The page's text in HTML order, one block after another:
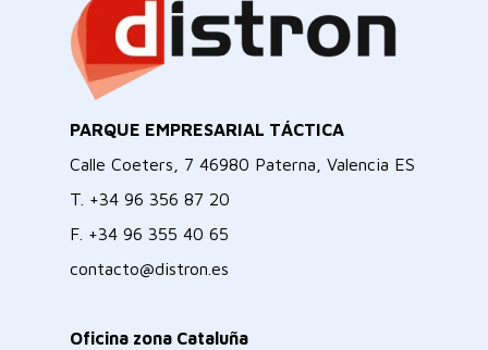
PARQUE EMPRESARIAL TÁCTICA
Calle Coeters, 7 46980 Paterna, Valencia ES
T. +34 96 356 87 20
F. +34 96 355 40 65
contacto@distron.es
Oficina zona Cataluña